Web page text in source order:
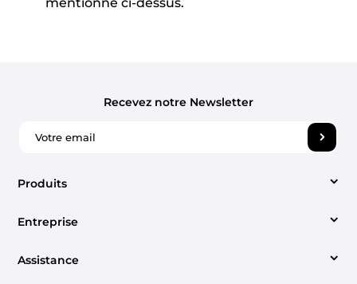
Produits
Video Converter
Assistance
Entreprise
À propos
Recevez notre Newsletter